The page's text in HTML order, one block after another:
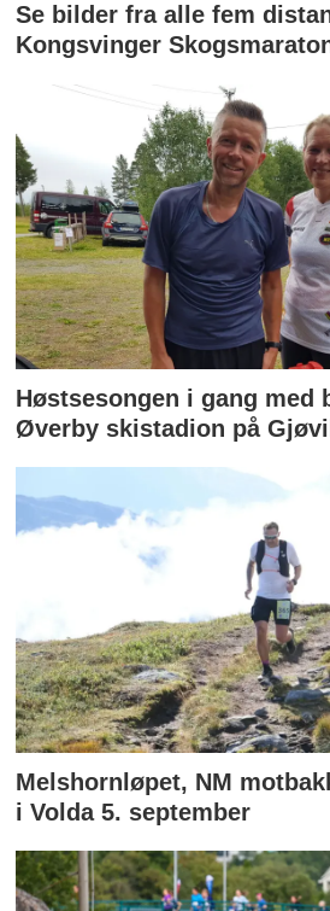
Se bilder fra alle fem
Kongsvinger
Høstsesongen i gang med
Øverby skistadion på
Melshornløpet, NM
i Volda 5. september